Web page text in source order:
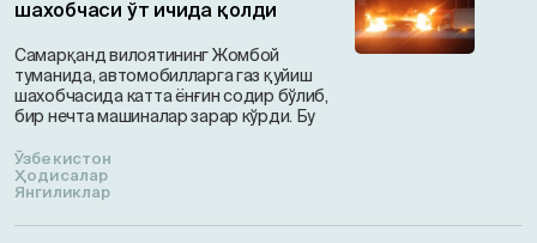
шахобчаси ўт ичида қолди
Самарқанд вилоятининг Жомбой
туманида, автомобилларга газ қуйиш
шахобчасида катта ёнғин содир бўлиб,
бир нечта машиналар зарар кўрди. Бу
Ўзбекистон
Ҳодисалар
Янгиликлар